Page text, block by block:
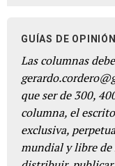
GUÍAS DE OPINIÓN
Las columnas
que ser de 300,
columna, el
exclusiva,
mundial y libre de